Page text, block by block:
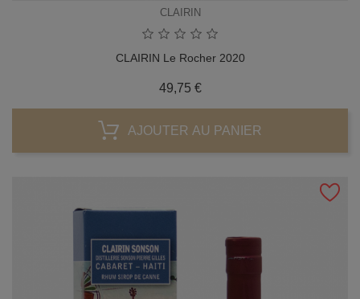
CLAIRIN
CLAIRIN Le Rocher 2020
49,75 €Prix
AJOUTER AU PANIER